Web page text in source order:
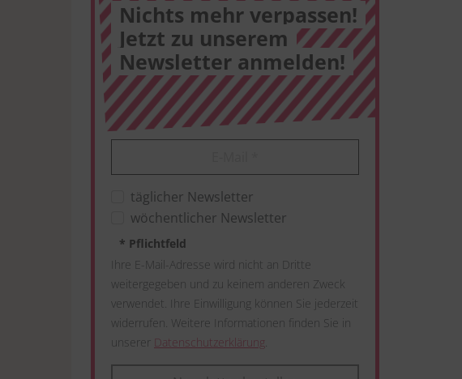
Nichts mehr verpassen!
Jetzt zu unserem
Newsletter anmelden!
täglicher Newsletter
wöchentlicher Newsletter
* Pflichtfeld
Ihre E-Mail-Adresse wird nicht an Dritte
weitergegeben und zu keinem anderen Zweck
verwendet. Ihre Einwilligung können Sie jederzeit
widerrufen. Weitere Informationen finden Sie in
unserer Datenschutzerklärung.